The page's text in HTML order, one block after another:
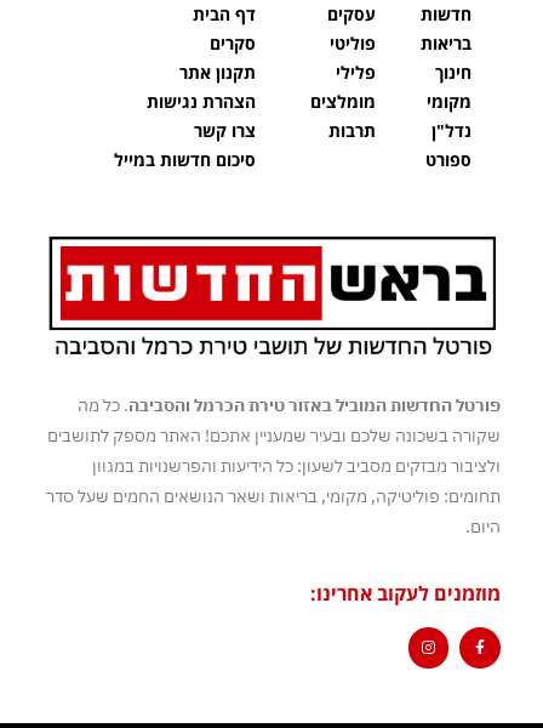
חדשות
בריאות
חינוך
מקומי
נדל"ן
ספורט
עסקים
פוליטי
פלילי
מומלצים
תרבות
דף הבית
סקרים
תקנון אתר
הצהרת נגישות
צרו קשר
סיכום חדשות במייל
פורטל החדשות המוביל באזור טירת הכרמל והסביבה. כל מה
שקורה בשכונה שלכם ובעיר שמעניין אתכם! האתר מספק לתושבים
ולציבור מבזקים מסביב לשעון: כל הידיעות והפרשנויות במגוון
תחומים: פוליטיקה, מקומי, בריאות ושאר הנושאים החמים שעל סדר
היום.
מוזמנים לעקוב אחרינו: